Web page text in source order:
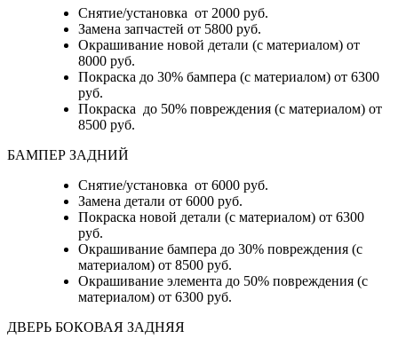
Снятие/установка от 2000 руб.
Замена запчастей от 5800 руб.
Окрашивание новой детали (с материалом) от
8000 руб.
Покраска до 30% бампера (с материалом) от 6300
руб.
Покраска до 50% повреждения (с материалом) от
8500 руб.
БАМПЕР ЗАДНИЙ
Снятие/установка от 6000 руб.
Замена детали от 6000 руб.
Покраска новой детали (с материалом) от 6300
руб.
Окрашивание бампера до 30% повреждения (с
материалом) от 8500 руб.
Окрашивание элемента до 50% повреждения (с
материалом) от 6300 руб.
ДВЕРЬ БОКОВАЯ ЗАДНЯЯ